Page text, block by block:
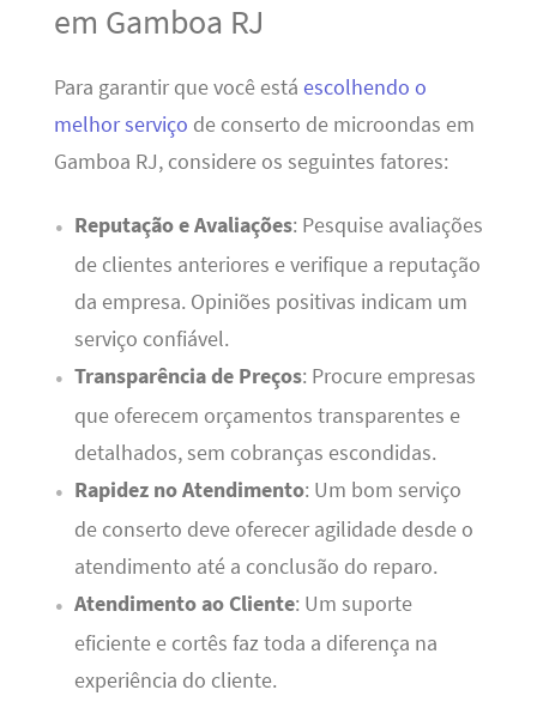
em Gamboa RJ
Para garantir que você está escolhendo o
melhor serviço de conserto de microondas em
Gamboa RJ, considere os seguintes fatores:
Reputação e Avaliações: Pesquise avaliações
de clientes anteriores e verifique a reputação
da empresa. Opiniões positivas indicam um
serviço confiável.
Transparência de Preços: Procure empresas
que oferecem orçamentos transparentes e
detalhados, sem cobranças escondidas.
Rapidez no Atendimento: Um bom serviço
de conserto deve oferecer agilidade desde o
atendimento até a conclusão do reparo.
Atendimento ao Cliente: Um suporte
eficiente e cortês faz toda a diferença na
experiência do cliente.